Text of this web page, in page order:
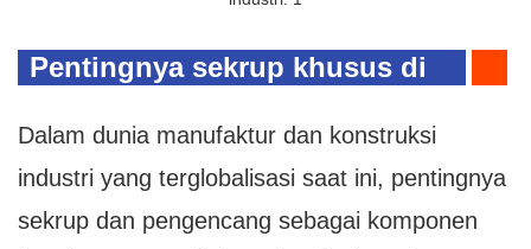
Pentingnya sekrup khusus di
Dalam dunia manufaktur dan konstruksi
industri yang terglobalisasi saat ini, pentingnya
sekrup dan pengencang sebagai komponen